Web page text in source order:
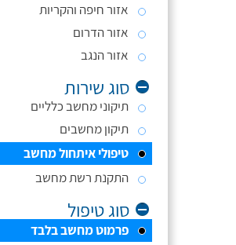
אזור חיפה והקריות
אזור הדרום
אזור הנגב
סוג שירות
תיקוני מחשב כלליים
תיקון מחשבים
טיפולי איתחול מחשב
התקנת רשת מחשב
סוג טיפול
פרמוט מחשב בלבד